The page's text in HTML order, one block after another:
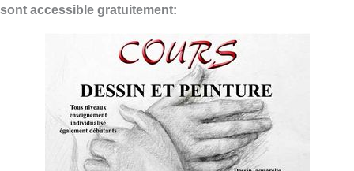
sont accessible gratuitement: